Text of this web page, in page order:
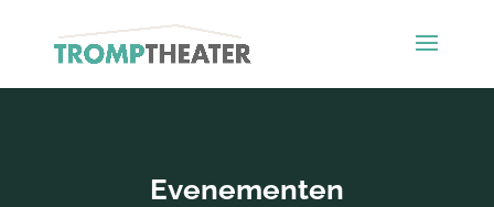
Evenementen